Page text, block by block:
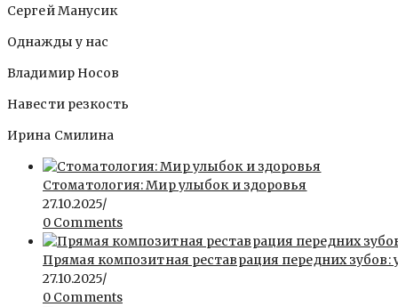
Сергей Манусик
Однажды у нас
Владимир Носов
Навести резкость
Ирина Смилина
Стоматология: Мир улыбок и здоровья
27.10.2025/
0 Comments
Прямая композитная реставрация передних зубов:
27.10.2025/
0 Comments